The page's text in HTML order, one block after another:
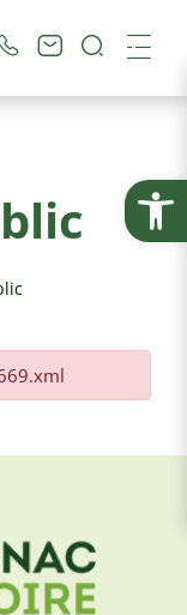
Ouvrir